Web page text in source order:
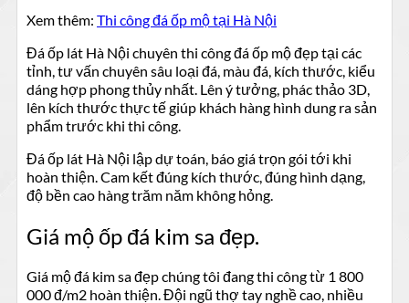
Xem thêm: Thi công đá ốp mộ tại Hà Nội
Đá ốp lát Hà Nội chuyên thi công đá ốp mộ đẹp tại các
tỉnh, tư vấn chuyên sâu loại đá, màu đá, kích thước, kiểu
dáng hợp phong thủy nhất. Lên ý tưởng, phác thảo 3D,
lên kích thước thực tế giúp khách hàng hình dung ra sản
phẩm trước khi thi công.
Đá ốp lát Hà Nội lập dự toán, báo giá trọn gói tới khi
hoàn thiện. Cam kết đúng kích thước, đúng hình dạng,
độ bền cao hàng trăm năm không hỏng.
Giá mộ ốp đá kim sa đẹp.
Giá mộ đá kim sa đẹp chúng tôi đang thi công từ 1 800
000 đ/m2 hoàn thiện. Đội ngũ thợ tay nghề cao, nhiều